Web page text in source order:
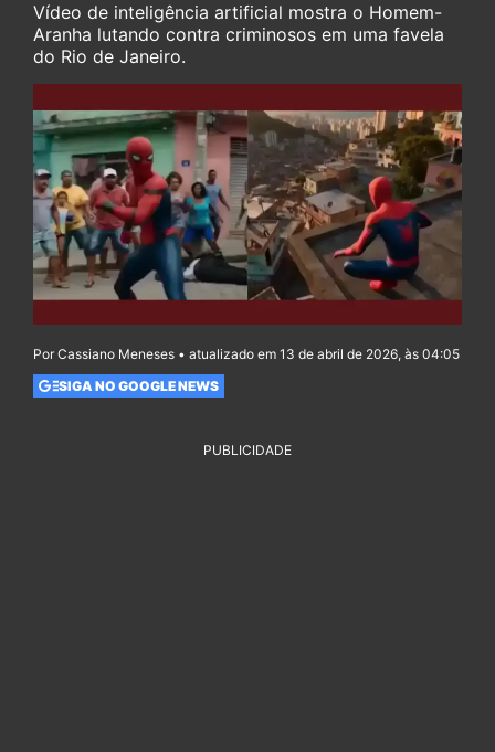
Vídeo de inteligência artificial mostra o Homem-
Aranha lutando contra criminosos em uma favela
do Rio de Janeiro.
Por Cassiano Meneses • atualizado em 13 de abril de 2026, às 04:05
SIGA NO GOOGLE NEWS
PUBLICIDADE